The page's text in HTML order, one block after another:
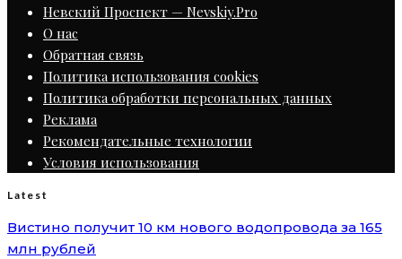
Невский Проспект — Nevskiy.Pro
О нас
Обратная связь
Политика использования cookies
Политика обработки персональных данных
Реклама
Рекомендательные технологии
Условия использования
Latest
Вистино получит 10 км нового водопровода за 165
млн рублей